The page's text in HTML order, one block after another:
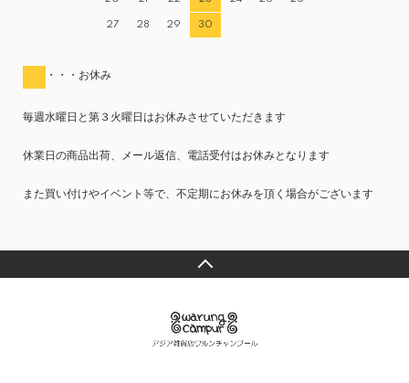
27 28 29 30
・・・お休み
毎週水曜日と第３火曜日はお休みさせていただきます
休業日の商品出荷、メール返信、電話受付はお休みとなります
また買い付けやイベント等で、不定期にお休みを頂く場合がございます